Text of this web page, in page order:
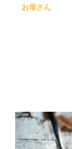
お母さん